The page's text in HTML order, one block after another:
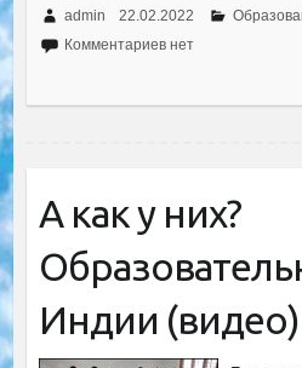
admin 22.02.2022
Комментариев нет
А как у них?
Индии (видео)